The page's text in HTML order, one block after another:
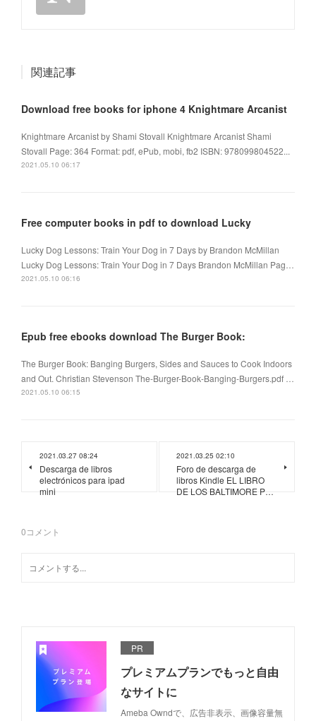
関連記事
Download free books for iphone 4 Knightmare Arcanist
Knightmare Arcanist by Shami Stovall Knightmare Arcanist Shami
Stovall Page: 364 Format: pdf, ePub, mobi, fb2 ISBN: 978099804522...
2021.05.10 06:17
Free computer books in pdf to download Lucky
Lucky Dog Lessons: Train Your Dog in 7 Days by Brandon McMillan
Lucky Dog Lessons: Train Your Dog in 7 Days Brandon McMillan Pag…
2021.05.10 06:16
Epub free ebooks download The Burger Book:
The Burger Book: Banging Burgers, Sides and Sauces to Cook Indoors
and Out. Christian Stevenson The-Burger-Book-Banging-Burgers.pdf …
2021.05.10 06:15
2021.03.27 08:24
Descarga de libros
electrónicos para ipad
mini
2021.03.25 02:10
Foro de descarga de
libros Kindle EL LIBRO
DE LOS BALTIMORE P…
0コメント
PR
プレミアムプランでもっと自由
なサイトに
Ameba Owndで、広告非表示、画像容量無